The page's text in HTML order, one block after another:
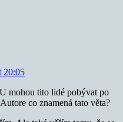
20:05
mohou tito lidé pobývat po
co znamená tato věta?